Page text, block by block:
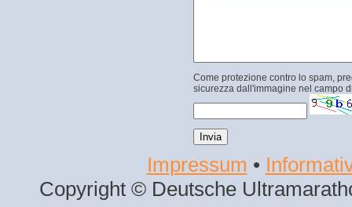
Come protezione contro lo spam,
sicurezza dall'immagine nel campo
Impressum •
Copyright © Deutsche